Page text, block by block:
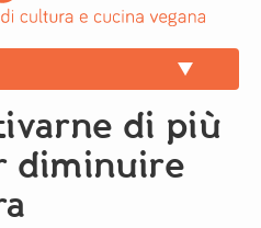
di più
diminuire